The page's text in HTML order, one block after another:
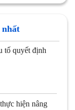
nhất
tố quyết định
hiện nâng